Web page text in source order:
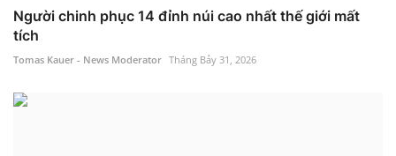
Người chinh phục 14 đỉnh núi cao nhất thế giới mất
tích
Tomas Kauer - News Moderator Tháng Bảy 31, 2026